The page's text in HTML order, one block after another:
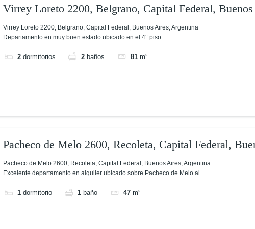
Virrey Loreto 2200, Belgrano, Capital Federal,
Argentina
Virrey Loreto 2200, Belgrano, Capital Federal, Buenos Aires, Argentina
Departamento en muy buen estado ubicado en el 4° piso...
2 dormitorios 2 baños 81 m²
Pacheco de Melo 2600, Recoleta, Capital Federal,
Pacheco de Melo 2600, Recoleta, Capital Federal, Buenos Aires, Argentina
Excelente departamento en alquiler ubicado sobre Pacheco de Melo al...
1 dormitorio 1 baño 47 m²